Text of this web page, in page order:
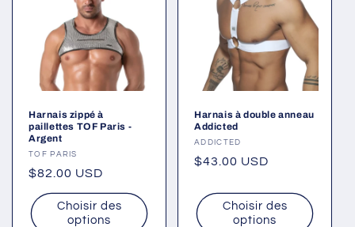
Harnais zippé à
paillettes TOF Paris -
Argent
Fournisseur :
TOF PARIS
Prix
habituel
$82.00 USD
Choisir des
options
Harnais à double anneau
Addicted
Fournisseur :
ADDICTED
Prix
$43.00 USD
Choisir des
options